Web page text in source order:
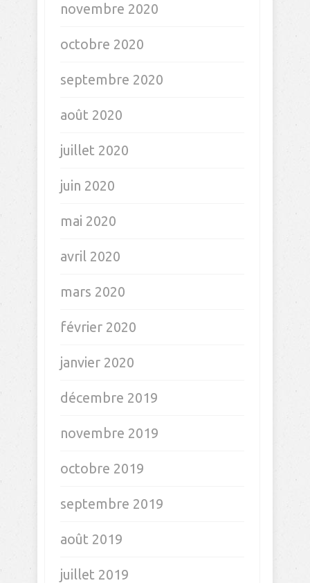
novembre 2020
octobre 2020
septembre 2020
août 2020
juillet 2020
juin 2020
mai 2020
avril 2020
mars 2020
février 2020
janvier 2020
décembre 2019
novembre 2019
octobre 2019
septembre 2019
août 2019
juillet 2019